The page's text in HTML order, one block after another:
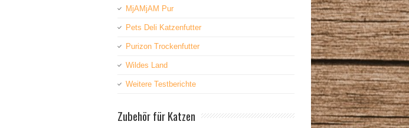
MjAMjAM Pur
Pets Deli Katzenfutter
Purizon Trockenfutter
Wildes Land
Weitere Testberichte
Zubehör für Katzen